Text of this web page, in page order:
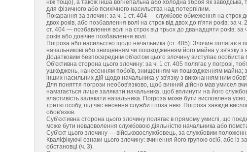
ніж тощо), а також інша вогнепальна або холодна зброя як заводська,
для фізичного або психічного насильства над потерпілим.
Покарання за злочин: за ч. 1 ст. 404 — службове обмеження на строк
двох років, або позбавлення волі на строк від двох до п'яти років; за
ст. 404 — позбавлення волі на строк від трьох до дванадцяти років;
років або довічне позбавлення волі.
Погроза або насильство щодо начальника (ст. 405). Злочин полягає в
начальникові або знищенням чи пошкодженням його майна у зв'язку з
Додатковим безпосереднім об'єктом цього злочину виступає особиста
Об'єктивна сторона цього злочину: за ч. 1 ст. 405 полягає у погрозі,
ушкоджень, нанесенням побоїв, знищенням чи пошкодженням майна;
інших насильних дій щодо начальника у зв'язку з виконанням ним
Для поняття погрози необов'язково, щоб винний дійсно мав умисел
намагається лише залякати начальника, щоб вплинути на його
властивість залякати начальника. Погроза може бути висловлена
третю особу, під час несення служби і поза нею. Погроза завжди
обов'язків.
Суб'єктивна сторона цього злочину полягає в прямому умислі, що
може бути невдоволення службовою діяльністю начальника або
Суб'єкт цього злочину — військовослужбовець, за службовим
Кваліфікуючі ознаки цього злочину: вчинення його групою осіб, або
обстановці (ч. 3).